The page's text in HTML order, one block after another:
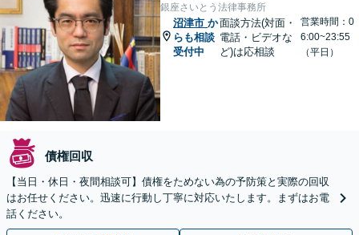
銀座さいとう法律事務所
沼津市 か
らも相談
受付中
面談方法(対面・
電話・ビデオな
ど)は応相談
営業時間：0
6:00~23:55
（平日）
債権回収
【当日・休日・夜間相談可】債権をためない為の予防策と実際の回収
はお任せください。迅速に行動し丁寧に対応いたします。まずはお電
話ください。